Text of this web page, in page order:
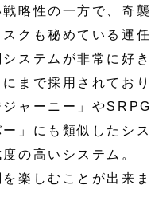
略性の一方で、奇
クも秘めている運任
ステムが非常に好き
まで採用されてお
ャーニー」や
ー」にも類似したシ
の高いシステム。
楽しむことが出来ま